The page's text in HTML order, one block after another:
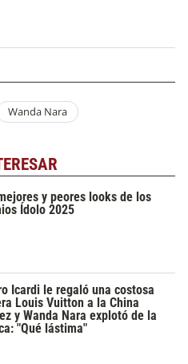
Wanda Nara
y peores looks de los
Ídolo 2025
Icardi le regaló una costosa
Louis Vuitton a la China
y Wanda Nara explotó de la
"Qué lástima"